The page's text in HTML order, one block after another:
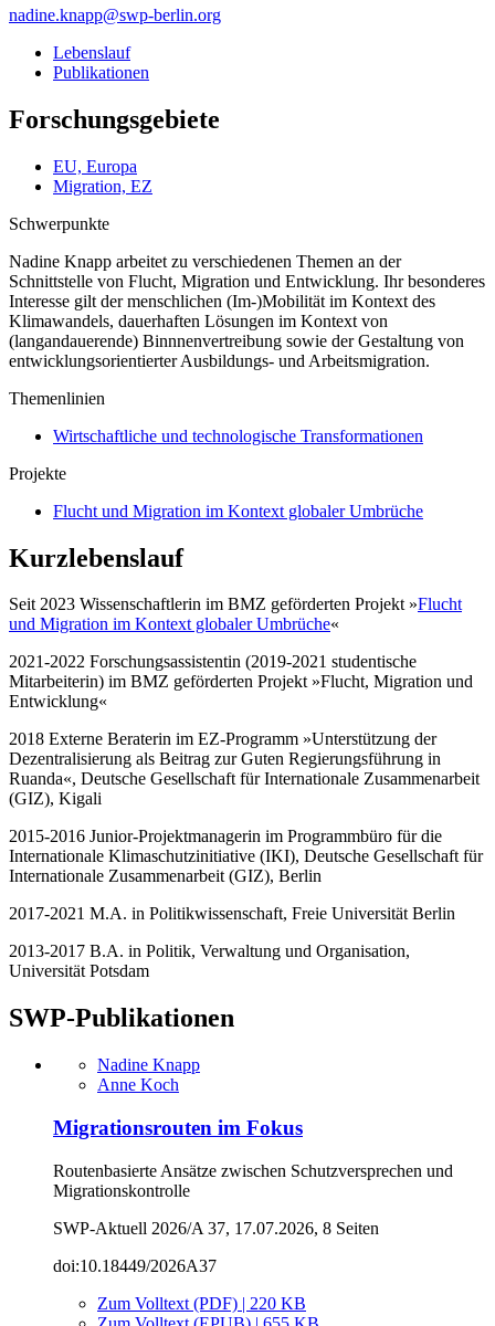
nadine.knapp@swp-berlin.org
Lebenslauf
Publikationen
Forschungsgebiete
EU, Europa
Migration, EZ
Schwerpunkte
Nadine Knapp arbeitet zu verschiedenen Themen an der
Schnittstelle von Flucht, Migration und Entwicklung. Ihr besonderes
Interesse gilt der menschlichen (Im-)Mobilität im Kontext des
Klimawandels, dauerhaften Lösungen im Kontext von
(langandauerende) Binnnenvertreibung sowie der Gestaltung von
entwicklungsorientierter Ausbildungs- und Arbeitsmigration.
Themenlinien
Wirtschaftliche und technologische Transformationen
Projekte
Flucht und Migration im Kontext globaler Umbrüche
Kurzlebenslauf
Seit 2023 Wissenschaftlerin im BMZ geförderten Projekt »Flucht
und Migration im Kontext globaler Umbrüche«
2021-2022 Forschungsassistentin (2019-2021 studentische
Mitarbeiterin) im BMZ geförderten Projekt »Flucht, Migration und
Entwicklung«
2018 Externe Beraterin im EZ-Programm »Unterstützung der
Dezentralisierung als Beitrag zur Guten Regierungsführung in
Ruanda«, Deutsche Gesellschaft für Internationale Zusammenarbeit
(GIZ), Kigali
2015-2016 Junior-Projektmanagerin im Programmbüro für die
Internationale Klimaschutzinitiative (IKI), Deutsche Gesellschaft für
Internationale Zusammenarbeit (GIZ), Berlin
2017-2021 M.A. in Politikwissenschaft, Freie Universität Berlin
2013-2017 B.A. in Politik, Verwaltung und Organisation,
Universität Potsdam
SWP-Publikationen
Nadine Knapp
Anne Koch
Migrationsrouten im Fokus
Routenbasierte Ansätze zwischen Schutzversprechen und
Migrationskontrolle
SWP-Aktuell 2026/A 37, 17.07.2026, 8 Seiten
doi:10.18449/2026A37
Zum Volltext (PDF) | 220 KB